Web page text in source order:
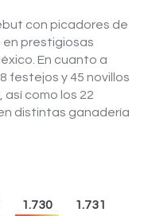
con picadores de
prestigiosas
En cuanto a
festejos y 45 novillos
así como los 22
distintas ganadería
1.730
1.731